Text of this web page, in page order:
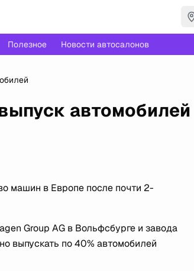
Полезное Новости автосалонов
автомобилей
машин в Европе после почти 2-
Group AG в Вольфсбурге и завода
выпускать по 40% автомобилей